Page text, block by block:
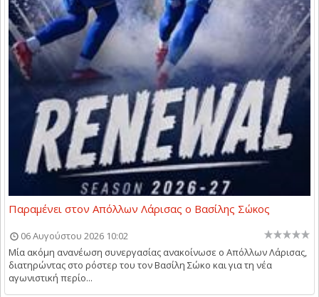
Παραμένει στον Απόλλων Λάρισας ο Βασίλης Σώκος
06 Αυγούστου 2026 10:02
Μία ακόμη ανανέωση συνεργασίας ανακοίνωσε ο Απόλλων Λάρισας,
διατηρώντας στο ρόστερ του τον Βασίλη Σώκο και για τη νέα
αγωνιστική περίο...